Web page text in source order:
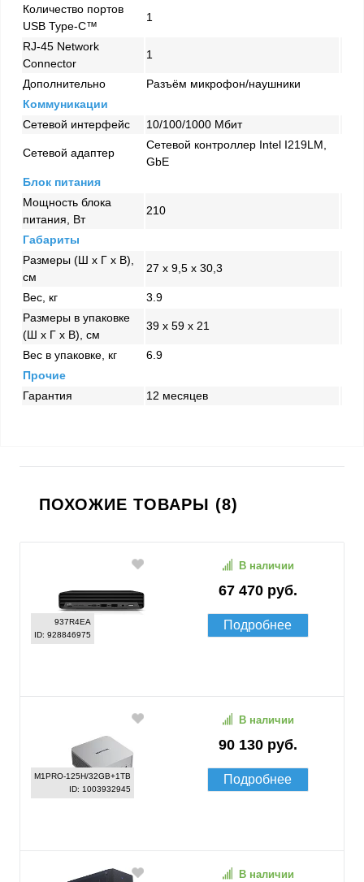
Количество портов
USB Type-C™
1
RJ-45 Network
Connector
1
Дополнительно
Разъём микрофон/наушники
Коммуникации
Сетевой интерфейс
10/100/1000 Mбит
Сетевой адаптер
Сетевой контроллер Intel I219LM,
GbE
Блок питания
Мощность блока
питания, Вт
210
Габариты
Размеры (Ш x Г x В),
см
27 x 9,5 x 30,3
Вес, кг
3.9
Размеры в упаковке
(Ш x Г x В), см
39 x 59 x 21
Вес в упаковке, кг
6.9
Прочие
Гарантия
12 месяцев
ПОХОЖИЕ ТОВАРЫ (8)
937R4EA
ID: 928846975
67 470 руб.
В наличии
Подробнее
M1PRO-125H/32GB+1TB
ID: 1003932945
90 130 руб.
В наличии
Подробнее
В наличии